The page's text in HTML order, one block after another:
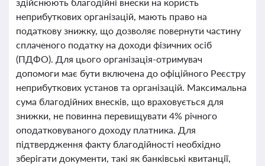
неприбуткових організацій, мають право на
податкову знижку, що дозволяє повернути частину
сплаченого податку на доходи фізичних осіб
(ПДФО). Для цього організація-отримувач
допомоги має бути включена до офіційного Реєстру
неприбуткових установ та організацій. Максимальна
сума благодійних внесків, що враховується для
знижки, не повинна перевищувати 4% річного
оподатковуваного доходу платника. Для
підтвердження факту благодійності необхідно
зберігати документи, такі як банківські квитанції,